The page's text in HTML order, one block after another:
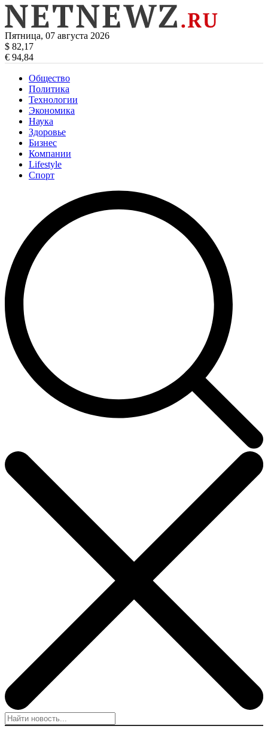
Пятница, 07 августа 2026
$ 82,17
€ 94,84
Общество
Политика
Технологии
Экономика
Наука
Здоровье
Бизнес
Компании
Lifestyle
Спорт